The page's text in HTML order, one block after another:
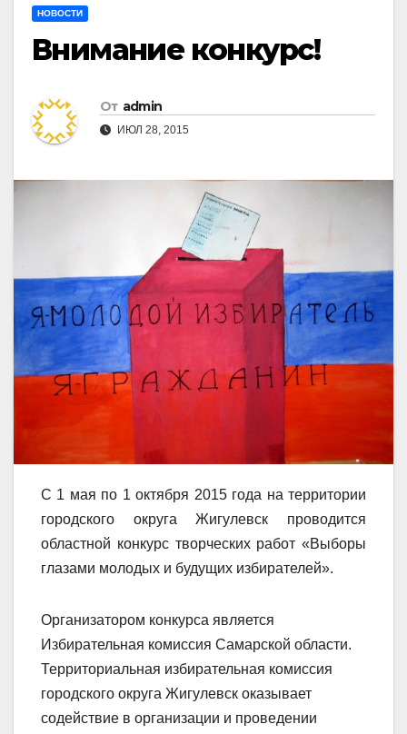
НОВОСТИ
Внимание конкурс!
От admin
ИЮЛ 28, 2015
С 1 мая по 1 октября 2015 года на территории
городского округа Жигулевск проводится
областной конкурс творческих работ «Выборы
глазами молодых и будущих избирателей».
Организатором конкурса является
Избирательная комиссия Самарской области.
Территориальная избирательная комиссия
городского округа Жигулевск оказывает
содействие в организации и проведении